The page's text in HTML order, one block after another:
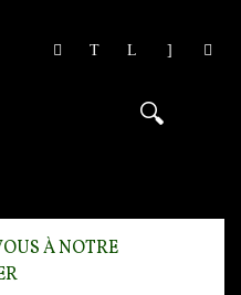
À NOTRE